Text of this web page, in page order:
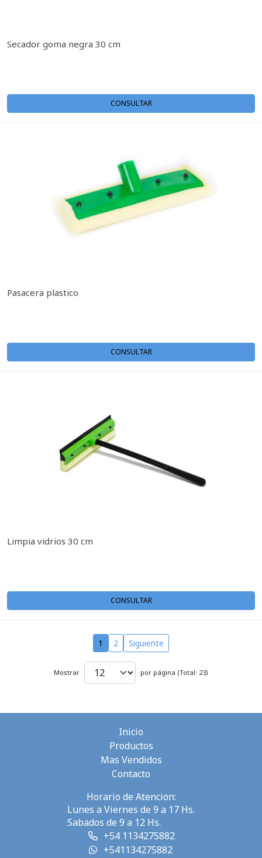
Secador goma negra 30 cm
CONSULTAR
Pasacera plastico
CONSULTAR
Limpia vidrios 30 cm
CONSULTAR
1 2 Siguiente
Mostrar por página (Total: 23)
Inicio
Productos
Mas Vendidos
Contacto
Horario de Atencion:
Lunes a Viernes de 9 a 17 Hs.
Sabados de 9 a 12 Hs.
+54 1134275882
+541134275882